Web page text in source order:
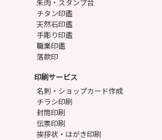
朱肉・スタンプ台
チタン印鑑
天然石印鑑
手彫り印鑑
職業印鑑
落款印
印刷サービス
名刺・ショップカード作成
チラシ印刷
封筒印刷
伝票印刷
挨拶状・はがき印刷